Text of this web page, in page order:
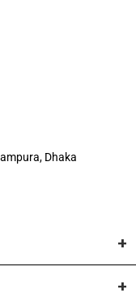
Dhaka